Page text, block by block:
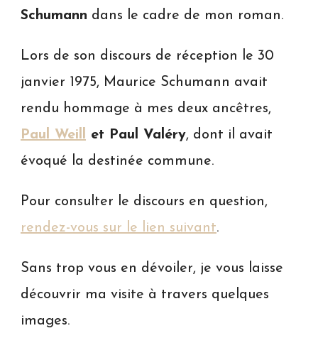
Schumann dans le cadre de mon roman.
Lors de son discours de réception le 30
janvier 1975, Maurice Schumann avait
rendu hommage à mes deux ancêtres,
Paul Weill et Paul Valéry, dont il avait
évoqué la destinée commune.
Pour consulter le discours en question,
rendez-vous sur le lien suivant.
Sans trop vous en dévoiler, je vous laisse
découvrir ma visite à travers quelques
images.